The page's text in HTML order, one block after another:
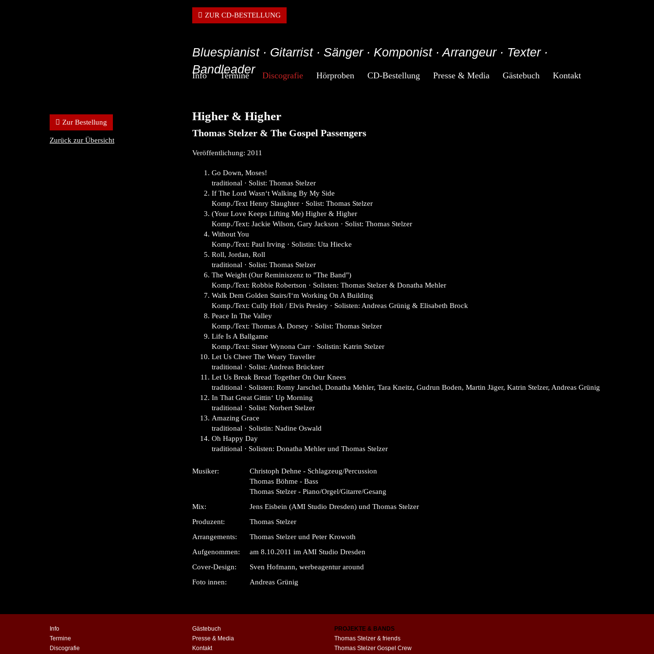
ZUR CD-BESTELLUNG
Bluespianist · Gitarrist · Sänger · Komponist · Arrangeur · Texter ·
Bandleader
Info Termine Discografie Hörproben CD-Bestellung Presse & Media Gästebuch Kontakt
Zur Bestellung
Zurück zur Übersicht
Higher & Higher
Thomas Stelzer & The Gospel Passengers
Veröffentlichung: 2011
Go Down, Moses!
traditional · Solist: Thomas Stelzer
If The Lord Wasn‘t Walking By My Side
Komp./Text Henry Slaughter · Solist: Thomas Stelzer
(Your Love Keeps Lifting Me) Higher & Higher
Komp./Text: Jackie Wilson, Gary Jackson · Solist: Thomas Stelzer
Without You
Komp./Text: Paul Irving · Solistin: Uta Hiecke
Roll, Jordan, Roll
traditional · Solist: Thomas Stelzer
The Weight (Our Reminiszenz to "The Band")
Komp./Text: Robbie Robertson · Solisten: Thomas Stelzer & Donatha Mehler
Walk Dem Golden Stairs/I‘m Working On A Building
Komp./Text: Cully Holt / Elvis Presley · Solisten: Andreas Grünig & Elisabeth Brock
Peace In The Valley
Komp./Text: Thomas A. Dorsey · Solist: Thomas Stelzer
Life Is A Ballgame
Komp./Text: Sister Wynona Carr · Solistin: Katrin Stelzer
Let Us Cheer The Weary Traveller
traditional · Solist: Andreas Brückner
Let Us Break Bread Together On Our Knees
traditional · Solisten: Romy Jarschel, Donatha Mehler, Tara Kneitz, Gudrun Boden, Martin Jäger, Katrin Stelzer, Andreas Grünig
In That Great Gittin‘ Up Morning
traditional · Solist: Norbert Stelzer
Amazing Grace
traditional · Solistin: Nadine Oswald
Oh Happy Day
traditional · Solisten: Donatha Mehler und Thomas Stelzer
Musiker:
Christoph Dehne - Schlagzeug/Percussion
Thomas Böhme - Bass
Thomas Stelzer - Piano/Orgel/Gitarre/Gesang
Mix:
Jens Eisbein (AMI Studio Dresden) und Thomas Stelzer
Produzent:
Thomas Stelzer
Arrangements:
Thomas Stelzer und Peter Krowoth
Aufgenommen:
am 8.10.2011 im AMI Studio Dresden
Cover-Design:
Sven Hofmann, werbeagentur around
Foto innen:
Andreas Grünig
Info
Termine
Discografie
Gästebuch
Presse & Media
Kontakt
PROJEKTE & BANDS
Thomas Stelzer & friends
Thomas Stelzer Gospel Crew